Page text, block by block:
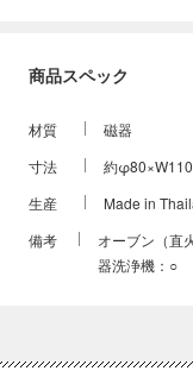
商品スペック
材質
磁器
寸法
約
生産
Made in
備考
オーブン（直
器洗浄機：○